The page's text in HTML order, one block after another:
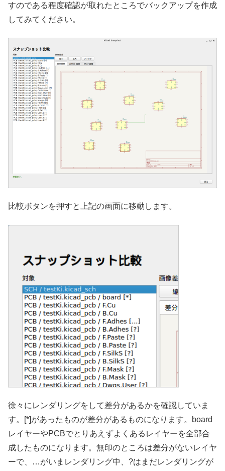
すのである程度確認が取れたところでバックアップを作成
してみてください。
比較ボタンを押すと上記の画面に移動します。
徐々にレンダリングをして差分があるかを確認していま
す。[*]があったものが差分があるものになります。board
レイヤーやPCBでとりあえずよくあるレイヤーを全部合
成したものになります。無印のところは差分がないレイヤ
ーで、…がいまレンダリング中、?はまだレンダリングが